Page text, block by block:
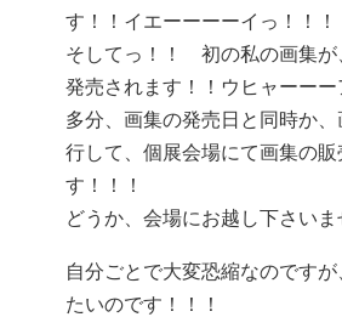
す！！イエーーーーイっ！！！
そしてっ！！ 初の私の画集が
発売されます！！ウヒャーーー
多分、画集の発売日と同時か
行して、個展会場にて画集の販
す！！！
どうか、会場にお越し下さいま
自分ごとで大変恐縮なのです
たいのです！！！